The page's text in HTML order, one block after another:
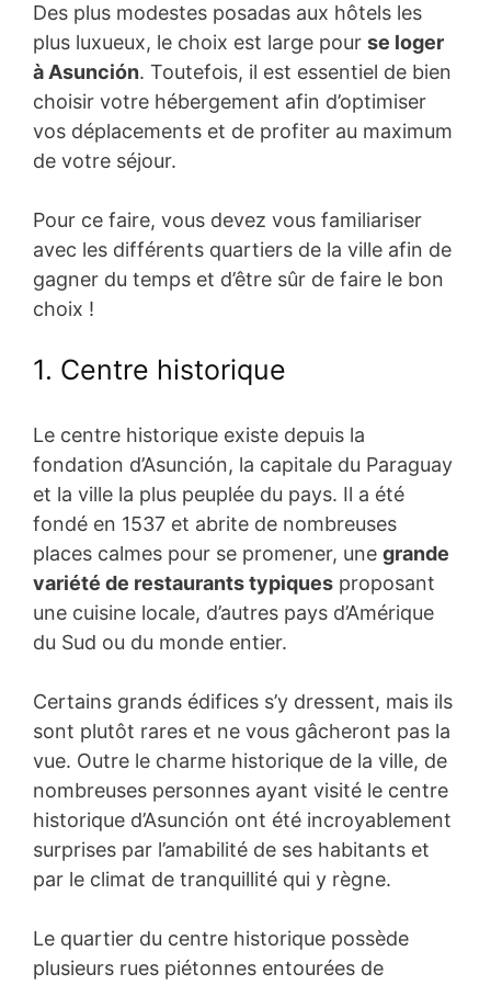
Des plus modestes posadas aux hôtels les
plus luxueux, le choix est large pour se loger
à Asunción. Toutefois, il est essentiel de bien
choisir votre hébergement afin d’optimiser
vos déplacements et de profiter au maximum
de votre séjour.
Pour ce faire, vous devez vous familiariser
avec les différents quartiers de la ville afin de
gagner du temps et d’être sûr de faire le bon
choix !
1. Centre historique
Le centre historique existe depuis la
fondation d’Asunción, la capitale du Paraguay
et la ville la plus peuplée du pays. Il a été
fondé en 1537 et abrite de nombreuses
places calmes pour se promener, une grande
variété de restaurants typiques proposant
une cuisine locale, d’autres pays d’Amérique
du Sud ou du monde entier.
Certains grands édifices s’y dressent, mais ils
sont plutôt rares et ne vous gâcheront pas la
vue. Outre le charme historique de la ville, de
nombreuses personnes ayant visité le centre
historique d’Asunción ont été incroyablement
surprises par l’amabilité de ses habitants et
par le climat de tranquillité qui y règne.
Le quartier du centre historique possède
plusieurs rues piétonnes entourées de